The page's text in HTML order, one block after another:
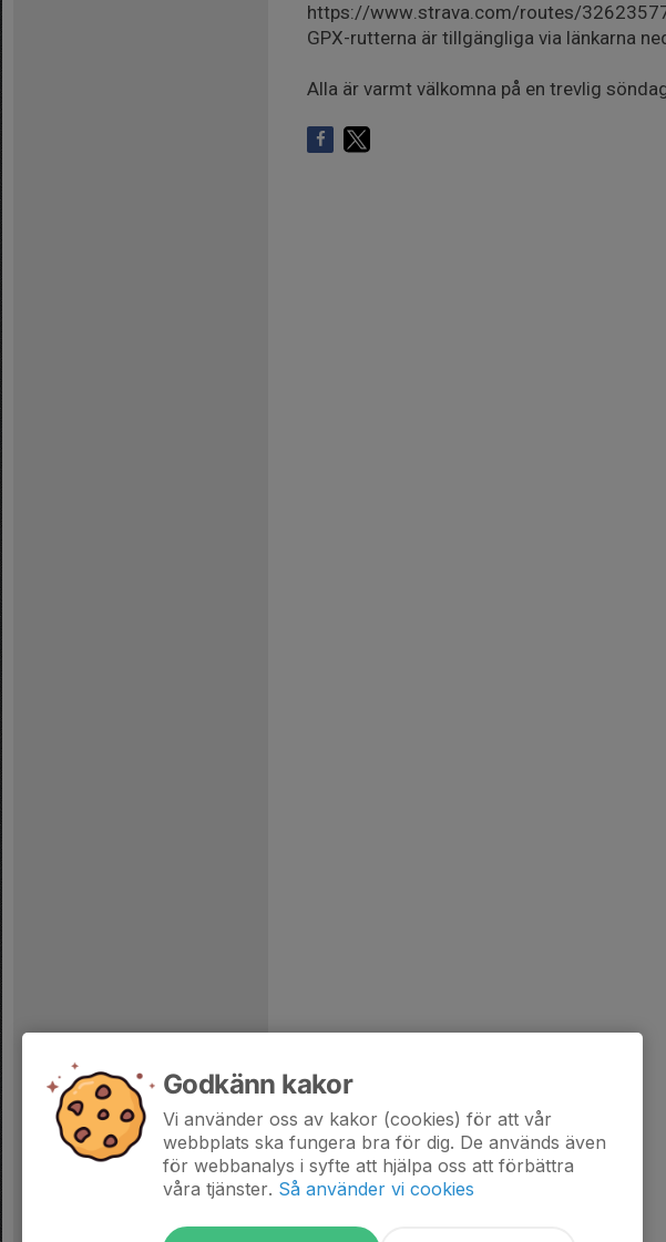
https://www.strava.com/routes/
GPX-rutterna är tillgängliga via länkarna
Alla är varmt välkomna på en trevlig
Godkänn kakor
Vi använder oss av kakor (cookies) för att vår
webbplats ska fungera bra för dig. De används även
för webbanalys i syfte att hjälpa oss att förbättra
våra tjänster. Så använder vi cookies